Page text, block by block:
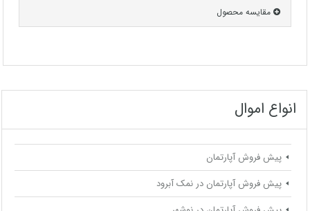
مقایسه محصول
انواع اموال
پیش فروش آپارتمان
پیش فروش آپارتمان در نمک آبرود